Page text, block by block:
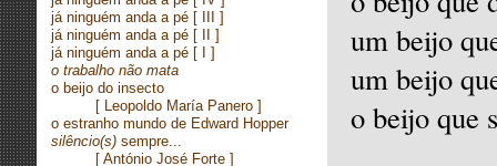
já ninguém anda a pé [ III ]
já ninguém anda a pé [ II ]
já ninguém anda a pé [ I ]
o trabalho não mata
o beijo do insecto
[ Leopoldo María Panero ]
o estranho mundo de Edward Hopper
silêncio(s) sempre...
[ António José Forte ]
um beijo
um beijo
o beijo que